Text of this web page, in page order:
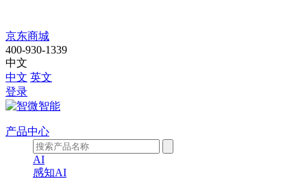
智
擎
EII-
6100E
京东商城
400-930-1339
中文
中文 英文
登录
产品中心
AI
感知AI